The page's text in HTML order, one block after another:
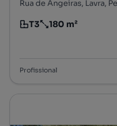
Tipologia
T3
Preço por metro
180 m²
Profissional